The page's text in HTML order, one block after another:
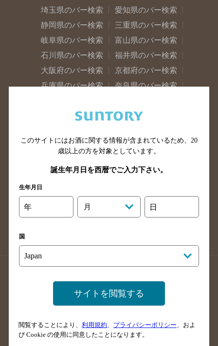
埼玉県のバー検索
愛知県のバー検索
静岡県のバー検索
三重県のバー検索
岐阜県のバー検索
富山県のバー検索
石川県のバー検索
福井県のバー検索
大阪府のバー検索
京都府のバー検索
兵庫県のバー検索
奈良県のバー検索
広島県のバー検索
岡山県のバー検索
島根県のバー検索
徳島県のバー検索
高知県のバー検索
福岡県のバー検索
長崎県のバー検索
大分県のバー検索
熊本県のバー検索
掲載店舗様ログイン
サイトマップ ご意見・ご感想
このサイトにはお酒に関する情報が含まれているため、 20
歳以上の方を対象としています。
誕生年月日を西暦でご入力下さい。
生年月日
年 月 日
国
サイトを閲覧する
閲覧することにより、 利用規約 プライバシーポリシー 、およ
び Cookie の使用に同意したことになります。